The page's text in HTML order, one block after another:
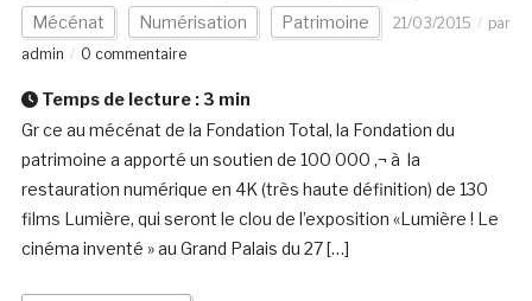
Mécénat Numérisation Patrimoine 21/03/2015
par
admin
0 commentaire
Temps de lecture : 3 min
Gr ce au mécénat de la Fondation Total, la Fondation du
patrimoine a apporté un soutien de 100 000 ‚¬ à la
restauration numérique en 4K (très haute définition) de 130
films Lumière, qui seront le clou de l’exposition «Lumière ! Le
cinéma inventé » au Grand Palais du 27 […]